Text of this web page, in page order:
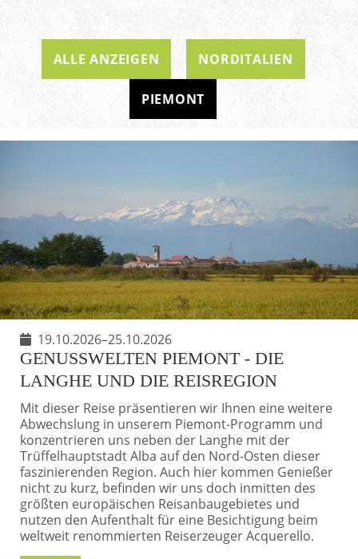
ALLE ANZEIGEN NORDITALIEN
PIEMONT
19.10.2026–25.10.2026
GENUSSWELTEN PIEMONT - DIE
LANGHE UND DIE REISREGION
Mit dieser Reise präsentieren wir Ihnen eine weitere
Abwechslung in unserem Piemont-Programm und
konzentrieren uns neben der Langhe mit der
Trüffelhauptstadt Alba auf den Nord-Osten dieser
faszinierenden Region. Auch hier kommen Genießer
nicht zu kurz, befinden wir uns doch inmitten des
größten europäischen Reisanbaugebietes und
nutzen den Aufenthalt für eine Besichtigung beim
weltweit renommierten Reiserzeuger Acquerello.